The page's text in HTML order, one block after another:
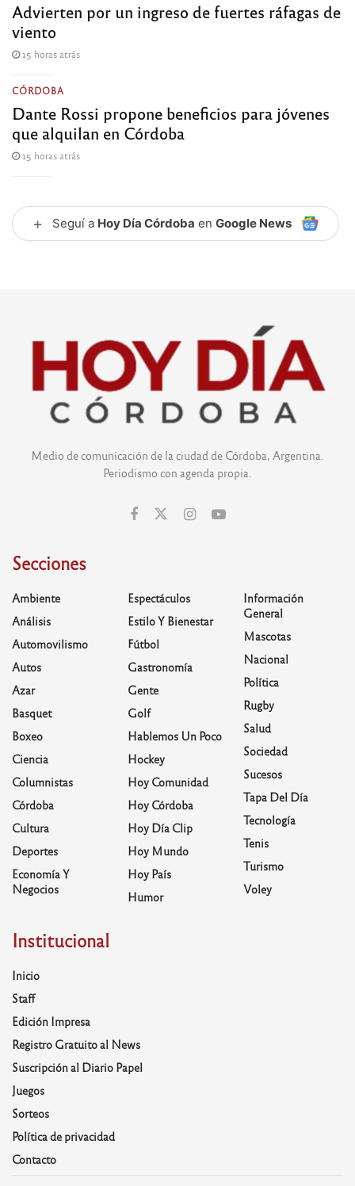
Advierten por un ingreso de fuertes ráfagas de
viento
15 horas atrás
CÓRDOBA
Dante Rossi propone beneficios para jóvenes
que alquilan en Córdoba
15 horas atrás
+ Seguí a Hoy Día Córdoba en Google News
Medio de comunicación de la ciudad de Córdoba, Argentina.
Periodismo con agenda propia.
Secciones
Ambiente
Análisis
Automovilismo
Autos
Azar
Basquet
Boxeo
Ciencia
Columnistas
Córdoba
Cultura
Deportes
Economía Y
Negocios
Espectáculos
Estilo Y Bienestar
Fútbol
Gastronomía
Gente
Golf
Hablemos Un Poco
Hockey
Hoy Comunidad
Hoy Córdoba
Hoy Día Clip
Hoy Mundo
Hoy País
Humor
Información
General
Mascotas
Nacional
Política
Rugby
Salud
Sociedad
Sucesos
Tapa Del Día
Tecnología
Tenis
Turismo
Voley
Institucional
Inicio
Staff
Edición Impresa
Registro Gratuito al News
Suscripción al Diario Papel
Juegos
Sorteos
Política de privacidad
Contacto